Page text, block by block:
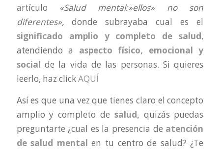
artículo «Salud mental:»ellos» no son
diferentes»,donde subrayaba cual es el
significado amplio y completo de salud,
atendiendo a aspecto físico, emocional y
social de la vida de las personas. Si quieres
leerlo, haz clickAQUÍ
Así es que una vez que tienes claro el concepto
amplio y completo de salud, quizás puedas
preguntarte ¿cual es la presencia de atención
de salud mental en tu centro de salud? ¿Te